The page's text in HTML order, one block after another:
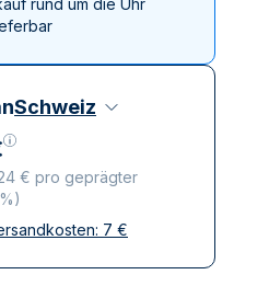
rund um die Uhr
Schweiz
€ pro geprägter
)
inbegriffen
7 €